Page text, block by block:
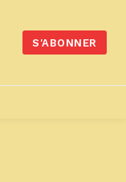
S'ABONNER